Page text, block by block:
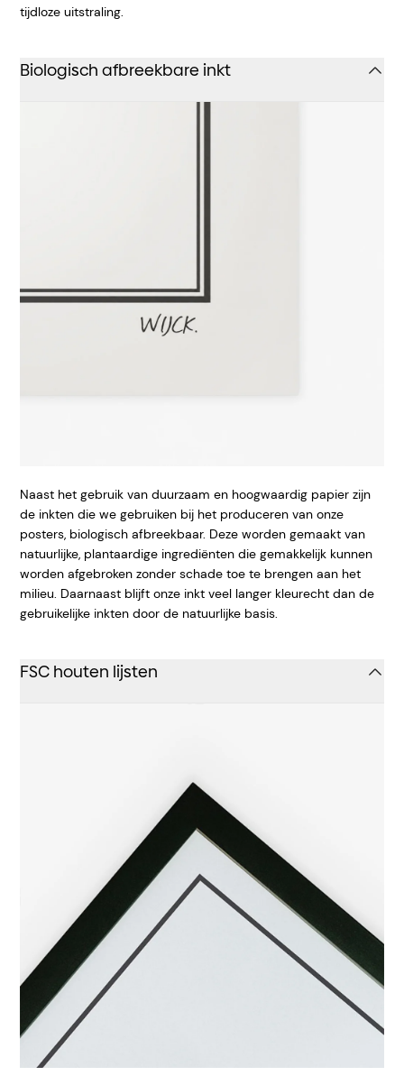
tijdloze uitstraling.
Biologisch afbreekbare inkt
Naast het gebruik van duurzaam en hoogwaardig papier zijn
de inkten die we gebruiken bij het produceren van onze
posters, biologisch afbreekbaar. Deze worden gemaakt van
natuurlijke, plantaardige ingrediënten die gemakkelijk kunnen
worden afgebroken zonder schade toe te brengen aan het
milieu. Daarnaast blijft onze inkt veel langer kleurecht dan de
gebruikelijke inkten door de natuurlijke basis.
FSC houten lijsten